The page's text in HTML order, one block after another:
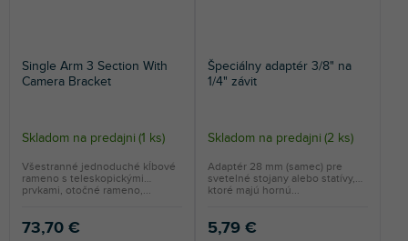
Single Arm 3 Section With
Camera Bracket
Skladom na predajni (1 ks)
73,70 €
Všestranné jednoduché kĺbové
rameno s teleskopickými
prvkami, otočné rameno,...
Špeciálny adaptér 3/8" na
1/4" závit
Skladom na predajni (2 ks)
5,79 €
Adaptér 28 mm (samec) pre
svetelné stojany alebo statívy,
ktoré majú hornú...